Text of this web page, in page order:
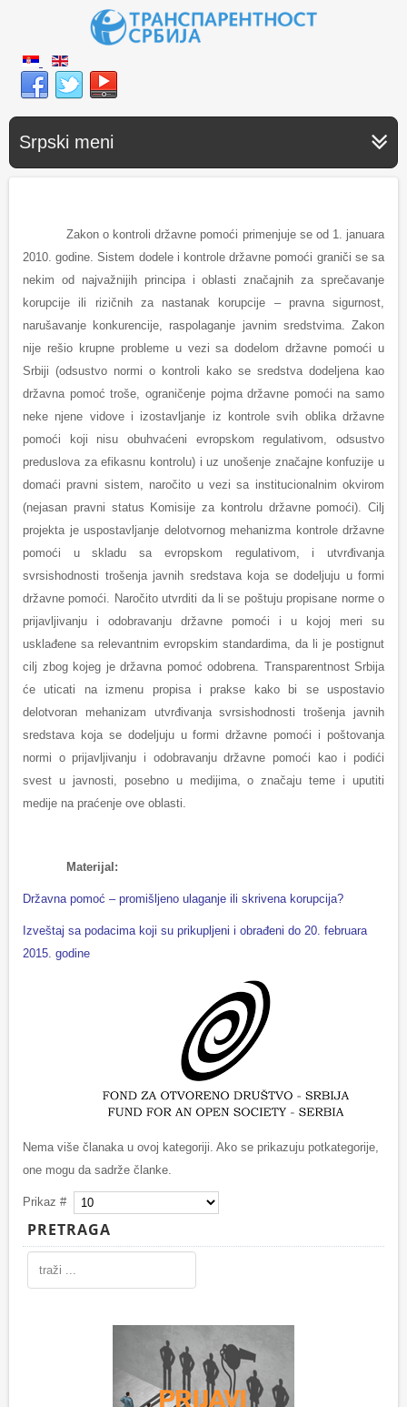
Srpski meni
Zakon o kontroli državne pomoći primenjuje se od 1. januara
2010. godine. Sistem dodele i kontrole državne pomoći graniči se sa
nekim od najvažnijih principa i oblasti značajnih za sprečavanje
korupcije ili rizičnih za nastanak korupcije – pravna sigurnost,
narušavanje konkurencije, raspolaganje javnim sredstvima. Zakon
nije rešio krupne probleme u vezi sa dodelom državne pomoći u
Srbiji (odsustvo normi o kontroli kako se sredstva dodeljena kao
državna pomoć troše, ograničenje pojma državne pomoći na samo
neke njene vidove i izostavljanje iz kontrole svih oblika državne
pomoći koji nisu obuhvaćeni evropskom regulativom, odsustvo
preduslova za efikasnu kontrolu) i uz unošenje značajne konfuzije u
domaći pravni sistem, naročito u vezi sa institucionalnim okvirom
(nejasan pravni status Komisije za kontrolu državne pomoći). Cilj
projekta je uspostavljanje delotvornog mehanizma kontrole državne
pomoći u skladu sa evropskom regulativom, i utvrđivanja
svrsishodnosti trošenja javnih sredstava koja se dodeljuju u formi
državne pomoći. Naročito utvrditi da li se poštuju propisane norme o
prijavljivanju i odobravanju državne pomoći i u kojoj meri su
usklađene sa relevantnim evropskim standardima, da li je postignut
cilj zbog kojeg je državna pomoć odobrena. Transparentnost Srbija
će uticati na izmenu propisa i prakse kako bi se uspostavio
delotvoran mehanizam utvrđivanja svrsishodnosti trošenja javnih
sredstava koja se dodeljuju u formi državne pomoći i poštovanja
normi o prijavljivanju i odobravanju državne pomoći kao i podići
svest u javnosti, posebno u medijima, o značaju teme i uputiti
medije na praćenje ove oblasti.
Materijal:
Državna pomoć – promišljeno ulaganje ili skrivena korupcija?
Izveštaj sa podacima koji su prikupljeni i obrađeni do 20. februara
2015. godine
Nema više članaka u ovoj kategoriji. Ako se prikazuju potkategorije,
one mogu da sadrže članke.
Prikaz #
PRETRAGA